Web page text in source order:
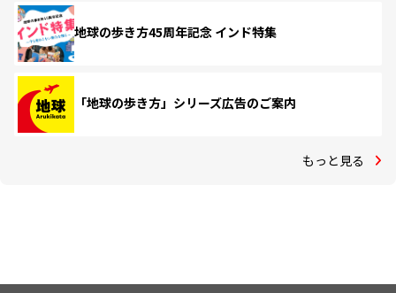
地球の歩き方45周年記念 インド特集
「地球の歩き方」シリーズ広告のご案内
もっと見る